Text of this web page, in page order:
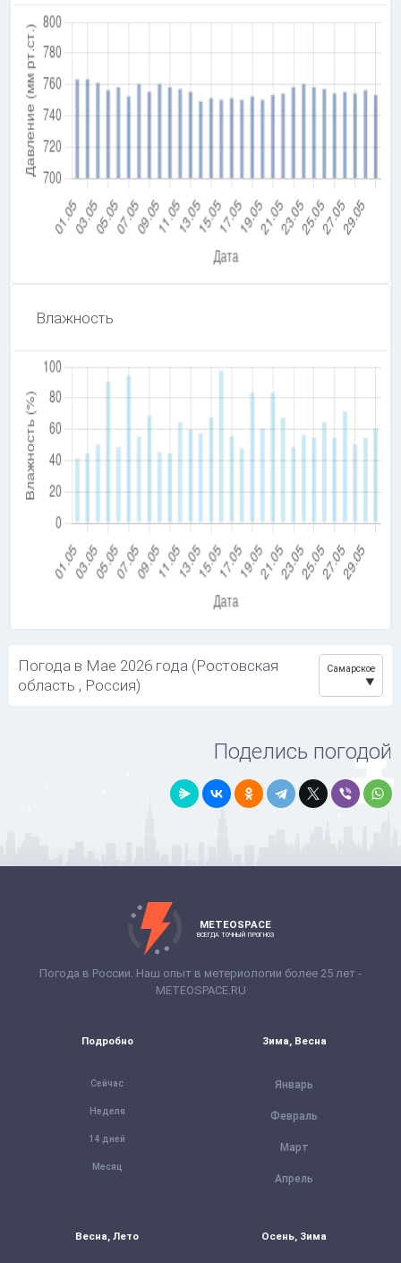
Влажность
Погода в Мае 2026 года (Ростовская
область , Россия)
Самарское
Поделись погодой
METEOSPACE
ВСЕГДА ТОЧНЫЙ ПРОГНОЗ
Погода в России. Наш опыт в метериологии более 25 лет -
METEOSPACE.RU
Подробно
Сейчас
Неделя
14 дней
Месяц
Зима, Весна
Январь
Февраль
Март
Апрель
Весна, Лето Осень, Зима